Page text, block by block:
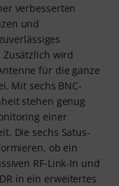
verbesserten
und
wird
für die ganze
Mit sechs BNC-
stehen genug
einer
Die sechs Satus-
ob ein
RF-Link-In und
in ein erweitertes